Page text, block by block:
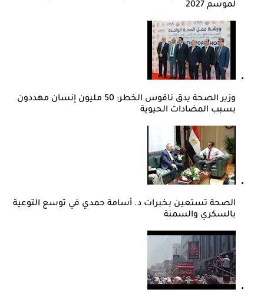
لموسم 2027
وزير الصحة يدق ناقوس الخطر: 50 مليون إنسان مهددون
بسبب المضادات الحيوية
الصحة تستعين بخبرات د. أسامة حمدي في توسع التوعية
بالسكري والسمنة